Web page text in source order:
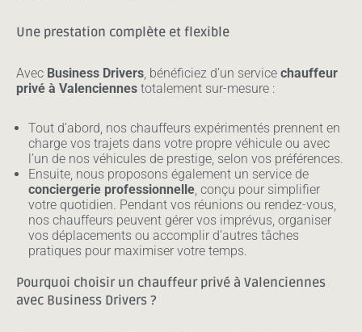
Une prestation complète et flexible
Avec Business Drivers , bénéficiez d’un service chauffeur
privé à Valenciennes totalement sur-mesure :
Tout d’abord, nos chauffeurs expérimentés prennent en
charge vos trajets dans votre propre véhicule ou avec
l’un de nos véhicules de prestige, selon vos préférences.
Ensuite, nous proposons également un service de
conciergerie professionnelle , conçu pour simplifier
votre quotidien. Pendant vos réunions ou rendez-vous,
nos chauffeurs peuvent gérer vos imprévus, organiser
vos déplacements ou accomplir d’autres tâches
pratiques pour maximiser votre temps.
Pourquoi choisir un chauffeur privé à Valenciennes
avec Business Drivers ?